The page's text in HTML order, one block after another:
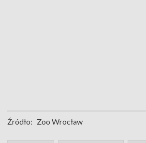
Źródło: Zoo Wrocław